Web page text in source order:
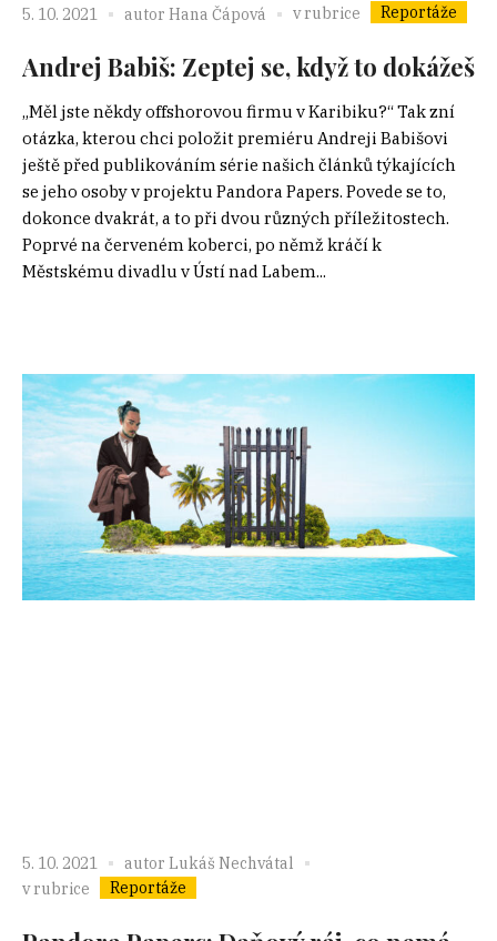
5. 10. 2021 autor Hana Čápová v rubrice Reportáže
Andrej Babiš: Zeptej se, když to dokážeš
„Měl jste někdy offshorovou firmu v Karibiku?“ Tak zní
otázka, kterou chci položit premiéru Andreji Babišovi
ještě před publikováním série našich článků týkajících
se jeho osoby v projektu Pandora Papers. Povede se to,
dokonce dvakrát, a to při dvou různých příležitostech.
Poprvé na červeném koberci, po němž kráčí k
Městskému divadlu v Ústí nad Labem...
5. 10. 2021 autor Lukáš Nechvátal
v rubrice
Reportáže